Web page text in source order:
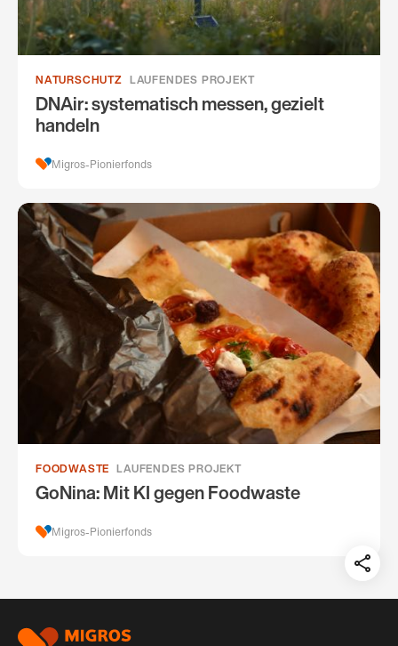
NATURSCHUTZ LAUFENDES PROJEKT
DNAir: systematisch messen, gezielt
handeln
Migros-Pionierfonds
FOODWASTE LAUFENDES PROJEKT
GoNina: Mit KI gegen Foodwaste
Migros-Pionierfonds
auf:
Footer